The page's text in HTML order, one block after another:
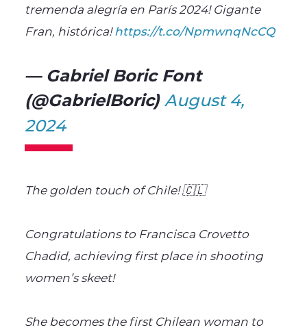
tremenda alegría en París 2024! Gigante
Fran, histórica!https://t.co/NpmwnqNcCQ
— Gabriel Boric Font
(@GabrielBoric) August 4,
2024
The golden touch of Chile! 🇨🇱
Congratulations to Francisca Crovetto
Chadid, achieving first place in shooting
women’s skeet!
She becomes the first Chilean woman to